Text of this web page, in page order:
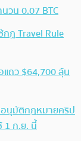
วน 0.07 BTC
ฏ Travel Rule
ถว $64,700 ลุ้น
นุมัติกฎหมายคริป
1 ก.ย. นี้